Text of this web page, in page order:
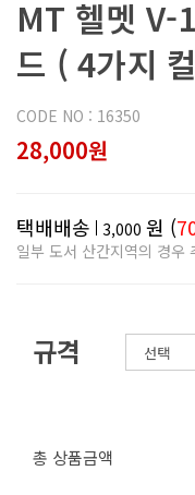
MT 헬멧 V-
드 ( 4가지
CODE NO : 16350
28,000원
택배배송 3,000 원 (
일부 도서 산간지역의 경우
규격
총 상품금액